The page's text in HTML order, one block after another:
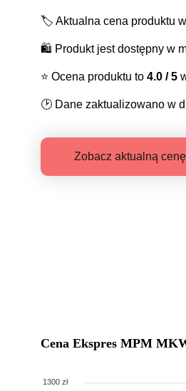
🏷️ Aktualna cena produktu
🛍️ Produkt jest dostępny w
⭐️ Ocena produktu to 4.0 / 5
🕑 Dane zaktualizowano w
Zobacz aktualną cenę
Cena Ekspres MPM
1300 zł